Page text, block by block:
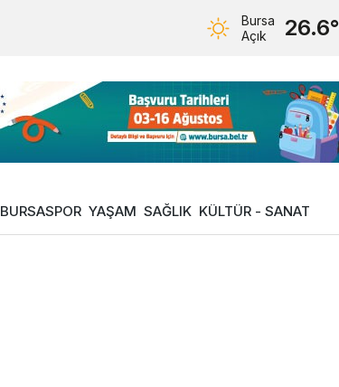
Bursa
Açık
26.6°
BURSASPOR YAŞAM SAĞLIK KÜLTÜR - SANAT